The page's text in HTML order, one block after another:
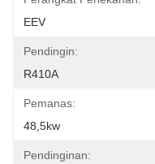
EEV
Pendingin:
R410A
Pemanas:
48,5kw
Pendinginan: